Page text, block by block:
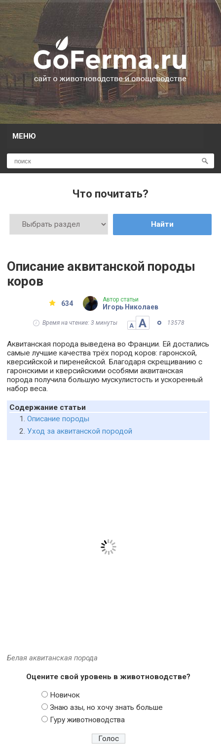
МЕНЮ
Что почитать?
Найти
Описание аквитанской породы
коров
634 Автор статьи
Игорь Николаев
Время на чтение: 3 минуты А А 13578
Аквитанская порода выведена во Франции. Ей достались
самые лучшие качества трёх пород коров: гаронской,
кверсийской и пиренейской. Благодаря скрещиванию с
гаронскими и кверсийскими особями аквитанская
порода получила большую мускулистость и ускоренный
набор веса.
Содержание статьи
Описание породы
Уход за аквитанской породой
Белая аквитанская порода
Оцените свой уровень в животноводстве?
Новичок
Знаю азы, но хочу знать больше
Гуру животноводства